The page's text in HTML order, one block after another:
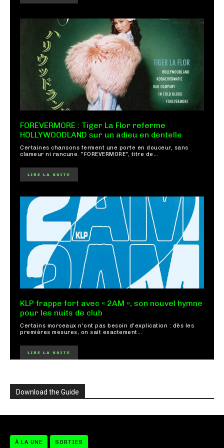
FOREVERMORE : Tiger La Flor referme
HOLLYWOODLAND sur un adieu en dentelle
Certaines chansons ferment une porte en douceur, sans
clameur ni rancune. "FOREVERMORE", titre de...
LIRE LA SUITE
KLP frappe fort avec « 2AM », son nouvel hymne
pour les nuits de club
Certains morceaux n'ont pas besoin d'explication : dès les
premières mesures, on sait exactement...
LIRE LA SUITE
Download the Guide
À LA UNE SORTIES